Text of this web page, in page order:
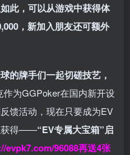
此， 可以从游戏中获得体
，新加入朋友还可额外
的牌手们一起切磋技艺，
作为GGPoker在国内新开设
馈活动，现在只要成为EV
获得——“EV专属大宝箱”启
evpk7.com/96088再送4张